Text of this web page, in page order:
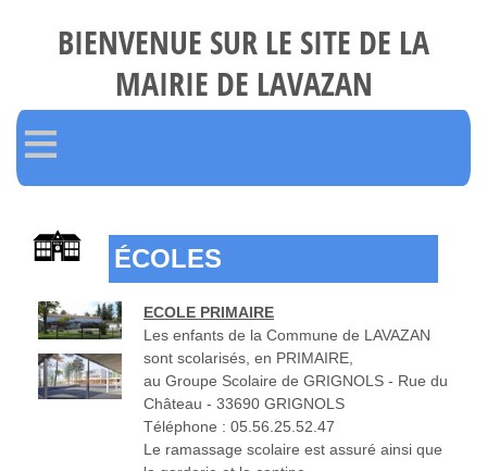
BIENVENUE SUR LE SITE DE LA
MAIRIE DE LAVAZAN
≡
ÉCOLES
ECOLE PRIMAIRE
Les enfants de la Commune de LAVAZAN
sont scolarisés, en PRIMAIRE,
au Groupe Scolaire de GRIGNOLS - Rue du
Château - 33690 GRIGNOLS
Téléphone : 05.56.25.52.47
Le ramassage scolaire est assuré ainsi que